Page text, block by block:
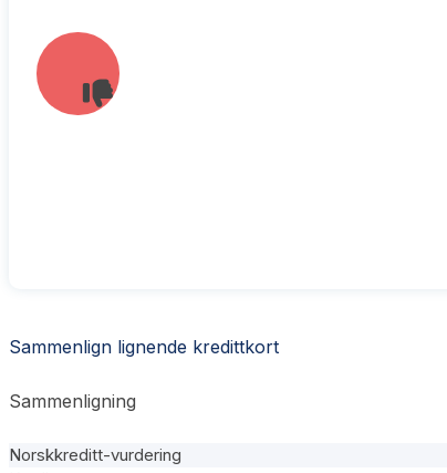
Sammenlign lignende kredittkort
Sammenligning
Norskkreditt-vurdering